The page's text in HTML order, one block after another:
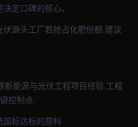
定口碑的核心。
源头工厂若抢占化肥份额,建议
能源与光伏工程项目经验,工程
控制点:
国标达标的原料